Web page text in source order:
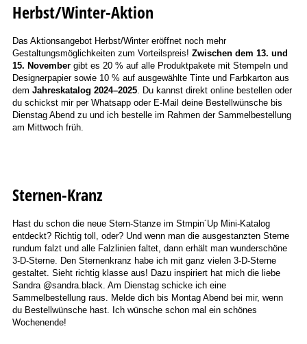
Herbst/Winter-Aktion
Das Aktionsangebot Herbst/Winter eröffnet noch mehr
Gestaltungsmöglichkeiten zum Vorteilspreis! Zwischen dem 13. und
15. Novembergibt es 20 % auf alle Produktpakete mit Stempeln und
Designerpapier sowie 10 % auf ausgewählte Tinte und Farbkarton aus
dem Jahreskatalog 2024–2025. Du kannst direkt online bestellen oder
du schickst mir per Whatsapp oder E-Mail deine Bestellwünsche bis
Dienstag Abend zu und ich bestelle im Rahmen der Sammelbestellung
am Mittwoch früh.
Sternen-Kranz
Hast du schon die neue Stern-Stanze im Stmpin´Up Mini-Katalog
entdeckt? Richtig toll, oder? Und wenn man die ausgestanzten Sterne
rundum falzt und alle Falzlinien faltet, dann erhält man wunderschöne
3-D-Sterne. Den Sternenkranz habe ich mit ganz vielen 3-D-Sterne
gestaltet. Sieht richtig klasse aus! Dazu inspiriert hat mich die liebe
Sandra @sandra.black. Am Dienstag schicke ich eine
Sammelbestellung raus. Melde dich bis Montag Abend bei mir, wenn
du Bestellwünsche hast. Ich wünsche schon mal ein schönes
Wochenende!